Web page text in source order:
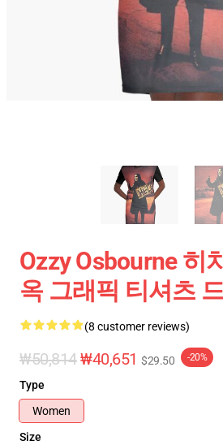
Ozzy Osbourne 히
옥 그래픽 티셔츠
(8 customer reviews)
₩50,814₩40,651 $29.50 -20%
Type
Women
Size